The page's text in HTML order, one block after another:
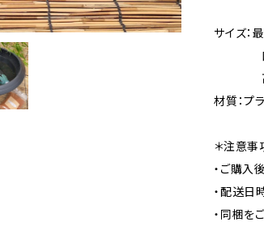
サイズ
口
高さ
材質：プ
＊注意事
・ご購入
・配送日
・同梱を